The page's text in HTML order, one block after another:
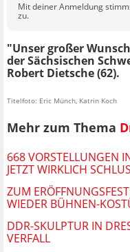
Mit deiner Anmeldung
zu.
"Unser großer
der Sächsischen
Robert Dietsche (62).
Titelfoto: Eric Münch, Katrin Koch
Mehr zum Thema
668 VORSTELLUNGEN
JETZT WIRKLICH
ZUM
WIEDER BÜHNEN-
DDR-SKULPTUR IN
VERFALL